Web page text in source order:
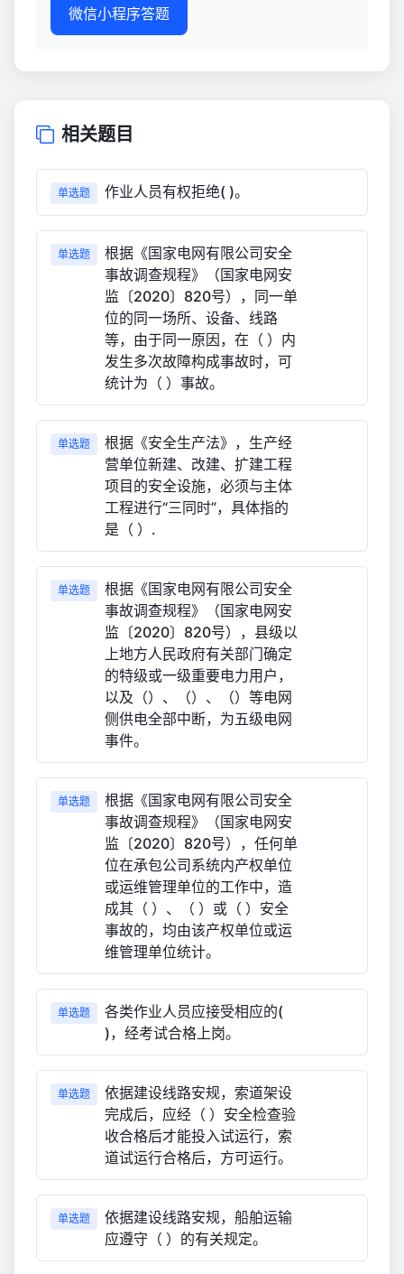
微信小程序答题
相关题目
单选题 作业人员有权拒绝( )。
单选题
根据《国家电网有限公司安全
事故调查规程》（国家电网安
监〔2020〕820号），同一单
位的同一场所、设备、线路
等，由于同一原因，在（ ）内
发生多次故障构成事故时，可
统计为（ ）事故。
单选题
根据《安全生产法》，生产经
营单位新建、改建、扩建工程
项目的安全设施，必须与主体
工程进行“三同时”，具体指的
是（ ）.
单选题
根据《国家电网有限公司安全
事故调查规程》（国家电网安
监〔2020〕820号），县级以
上地方人民政府有关部门确定
的特级或一级重要电力用户，
以及（）、（）、（）等电网
侧供电全部中断，为五级电网
事件。
单选题
根据《国家电网有限公司安全
事故调查规程》（国家电网安
监〔2020〕820号），任何单
位在承包公司系统内产权单位
或运维管理单位的工作中，造
成其（ ）、（ ）或（ ）安全
事故的，均由该产权单位或运
维管理单位统计。
单选题
各类作业人员应接受相应的(
)，经考试合格上岗。
单选题
依据建设线路安规，索道架设
完成后，应经（ ）安全检查验
收合格后才能投入试运行，索
道试运行合格后，方可运行。
单选题
依据建设线路安规，船舶运输
应遵守（ ）的有关规定。